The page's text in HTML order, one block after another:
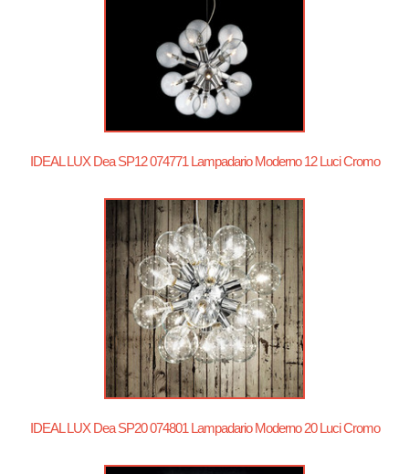
IDEAL LUX Dea SP12 074771 Lampadario Moderno 12 Luci Cromo
IDEAL LUX Dea SP20 074801 Lampadario Moderno 20 Luci Cromo